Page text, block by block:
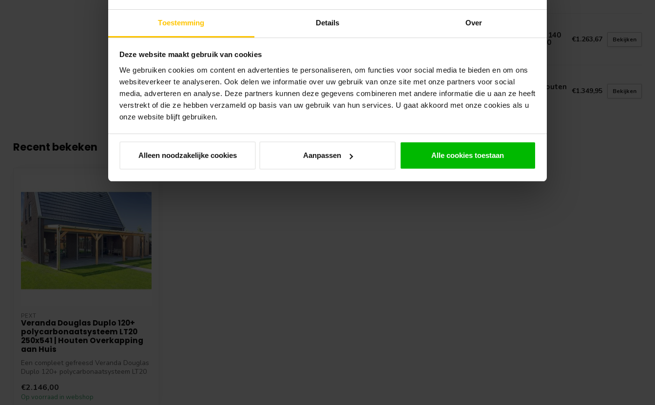
Toestemming Details Over
Deze website maakt gebruik van cookies
We gebruiken cookies om content en advertenties te personaliseren, om functies voor social media te bieden en om ons
websiteverkeer te analyseren. Ook delen we informatie over uw gebruik van onze site met onze partners voor social
media, adverteren en analyse. Deze partners kunnen deze gegevens combineren met andere informatie die u aan ze heeft
verstrekt of die ze hebben verzameld op basis van uw gebruik van hun services. U gaat akkoord met onze cookies als u
onze website blijft gebruiken.
Alleen noodzakelijke cookies Aanpassen Alle cookies toestaan
Veranda Douglas Duplo Robuust 140
+ Polycarbonaat Daksysteem LT20 €1.263,67 Bekijken
VAN GELDER HOUT
Douglas Veranda 600x250 cm | Houten
Veranda 6x2,5 m
Op voorraad in webshop
€1.349,95 Bekijken
Recent bekeken
PEXT
Veranda Douglas Duplo 120+
polycarbonaatsysteem LT20
250x541 | Houten Overkapping
aan Huis
Een compleet gefreesd Veranda Douglas
Duplo 120+ polycarbonaatsysteem LT20
€2.146,00
Op voorraad in webshop